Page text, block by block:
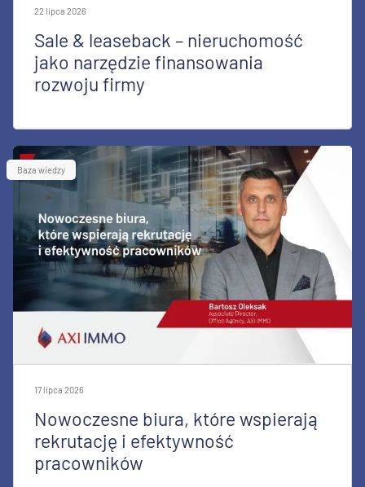
22 lipca 2026
Sale & leaseback – nieruchomość
jako narzędzie finansowania
rozwoju firmy
Baza wiedzy
17 lipca 2026
Nowoczesne biura, które wspierają
rekrutację i efektywność
pracowników